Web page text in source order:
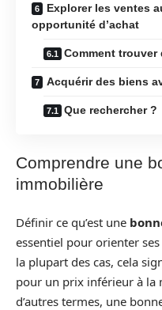
Explorer les ventes
opportunité d’achat
Comment trouver
Acquérir des biens
Que rechercher ?
Comprendre une
immobilière
Définir ce qu’est une
essentiel pour orienter
la plupart des cas, cela
pour un prix inférieur à la
d’autres termes, une